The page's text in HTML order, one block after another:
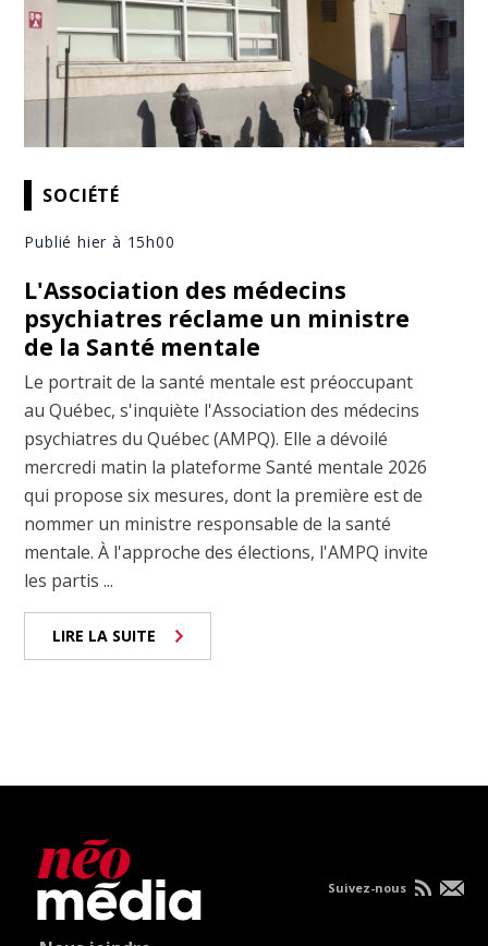
SOCIÉTÉ
Publié hier à 15h00
L'Association des médecins
psychiatres réclame un ministre
de la Santé mentale
Le portrait de la santé mentale est préoccupant
au Québec, s'inquiète l'Association des médecins
psychiatres du Québec (AMPQ). Elle a dévoilé
mercredi matin la plateforme Santé mentale 2026
qui propose six mesures, dont la première est de
nommer un ministre responsable de la santé
mentale. À l'approche des élections, l'AMPQ invite
les partis ...
LIRE LA SUITE
Suivez-nous